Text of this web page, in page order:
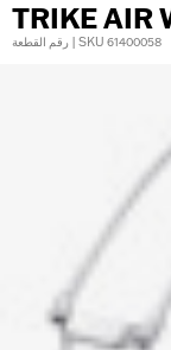
TRIKE AIR
رقم القطعة | SKU 61400058